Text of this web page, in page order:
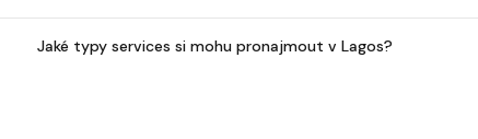
Jaké typy services si mohu pronajmout v Lagos?